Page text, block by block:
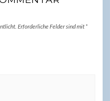
Erforderliche Felder sind mit *